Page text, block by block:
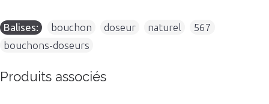
Balises: bouchon doseur naturel 567
bouchons-doseurs
Produits associés